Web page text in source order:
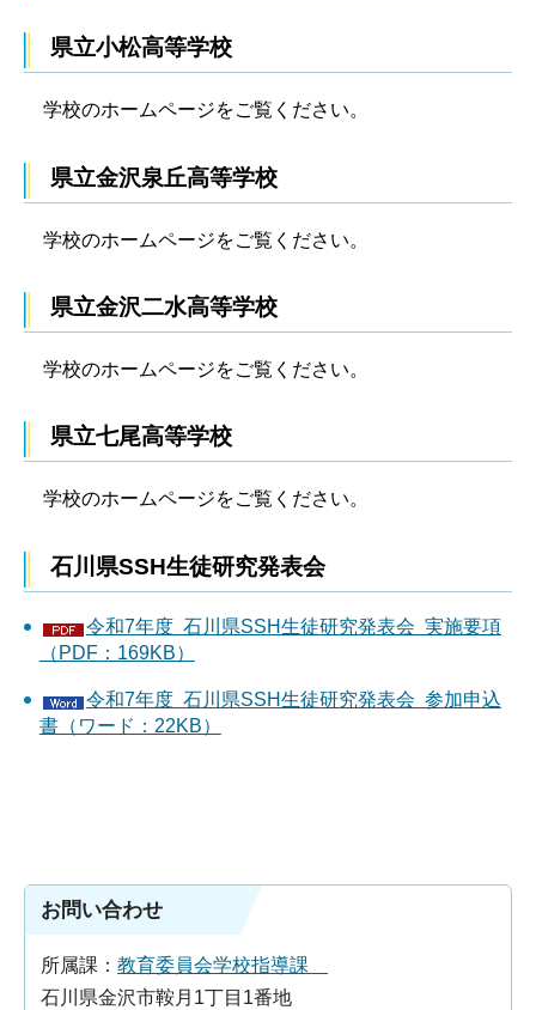
県立小松高等学校
学校のホームページをご覧ください。
県立金沢泉丘高等学校
学校のホームページをご覧ください。
県立金沢二水高等学校
学校のホームページをご覧ください。
県立七尾高等学校
学校のホームページをご覧ください。
石川県SSH生徒研究発表会
令和7年度 石川県SSH生徒研究発表会 実施要項
（PDF：169KB）
令和7年度 石川県SSH生徒研究発表会 参加申込
書（ワード：22KB）
お問い合わせ
所属課： 教育委員会学校指導課
石川県金沢市鞍月1丁目1番地